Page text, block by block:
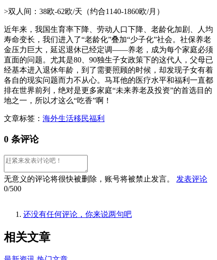
>双人间：38欧-62欧/天（约合1140-1860欧/月）
近年来，我国生育率下降、劳动人口下降、老龄化加剧、人均
寿命变长，我们进入了“老龄化”叠加“少子化”社会。社保养老
金压力巨大，延迟退休已经定调——养老，成为每个家庭必须
直面的问题。尤其是80、90独生子女政策下的这代人，父母已
经基本进入退休年龄，到了需要照顾的时候，却发现子女有着
各自的现实问题而力不从心。马耳他的医疗水平和福利一直都
排在世界前列，绝对是更多家庭“未来养老及投资”的首选目的
地之一，所以才这么“吃香”啊！
文章标签： 海外生活移民福利
0 条评论
无意义的评论将很快被删除，账号将被禁止发言。
发表评论
0/500
还没有任何评论，你来说两句吧
相关文章